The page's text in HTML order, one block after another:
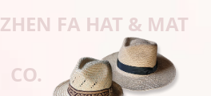
ZHEN FA HAT & MAT
CO.